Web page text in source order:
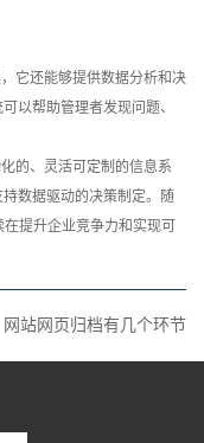
它还能够提供数据分析和决
以帮助管理者发现问题、
的、灵活可定制的信息系
数据驱动的决策制定。随
在提升企业竞争力和实现可
网站网页归档有几个环节